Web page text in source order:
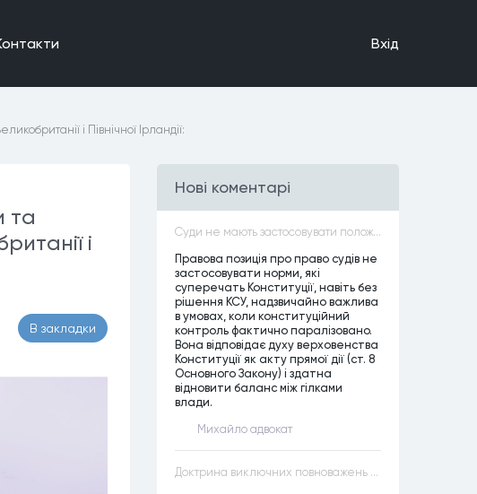
Вхiд
і Північної Ірландії:
та
і
В закладки
Нові коментарі
Суди не мають застосовувати положення законів, які не відповідають Конституції, незалежно від того, чи визнавалися вони Конституційним Судом України неконституційними, тобто закони, що суперечать Конституції України не можуть застосовуватися навіть у випадках, коли вони є чинними
Правова позиція про право судів не
застосовувати норми, які
суперечать Конституції, навіть без
рішення КСУ, надзвичайно важлива
в умовах, коли конституційний
контроль фактично паралізовано.
Вона відповідає духу верховенства
Конституції як акту прямої дії (ст. 8
Основного Закону) і здатна
відновити баланс між гілками
влади.
Михайло адвокат
Доктрина виключних повноважень VS Доктрина прихованих повноважень